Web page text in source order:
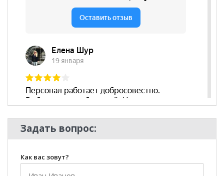
Задать вопрос:
Как вас зовут?